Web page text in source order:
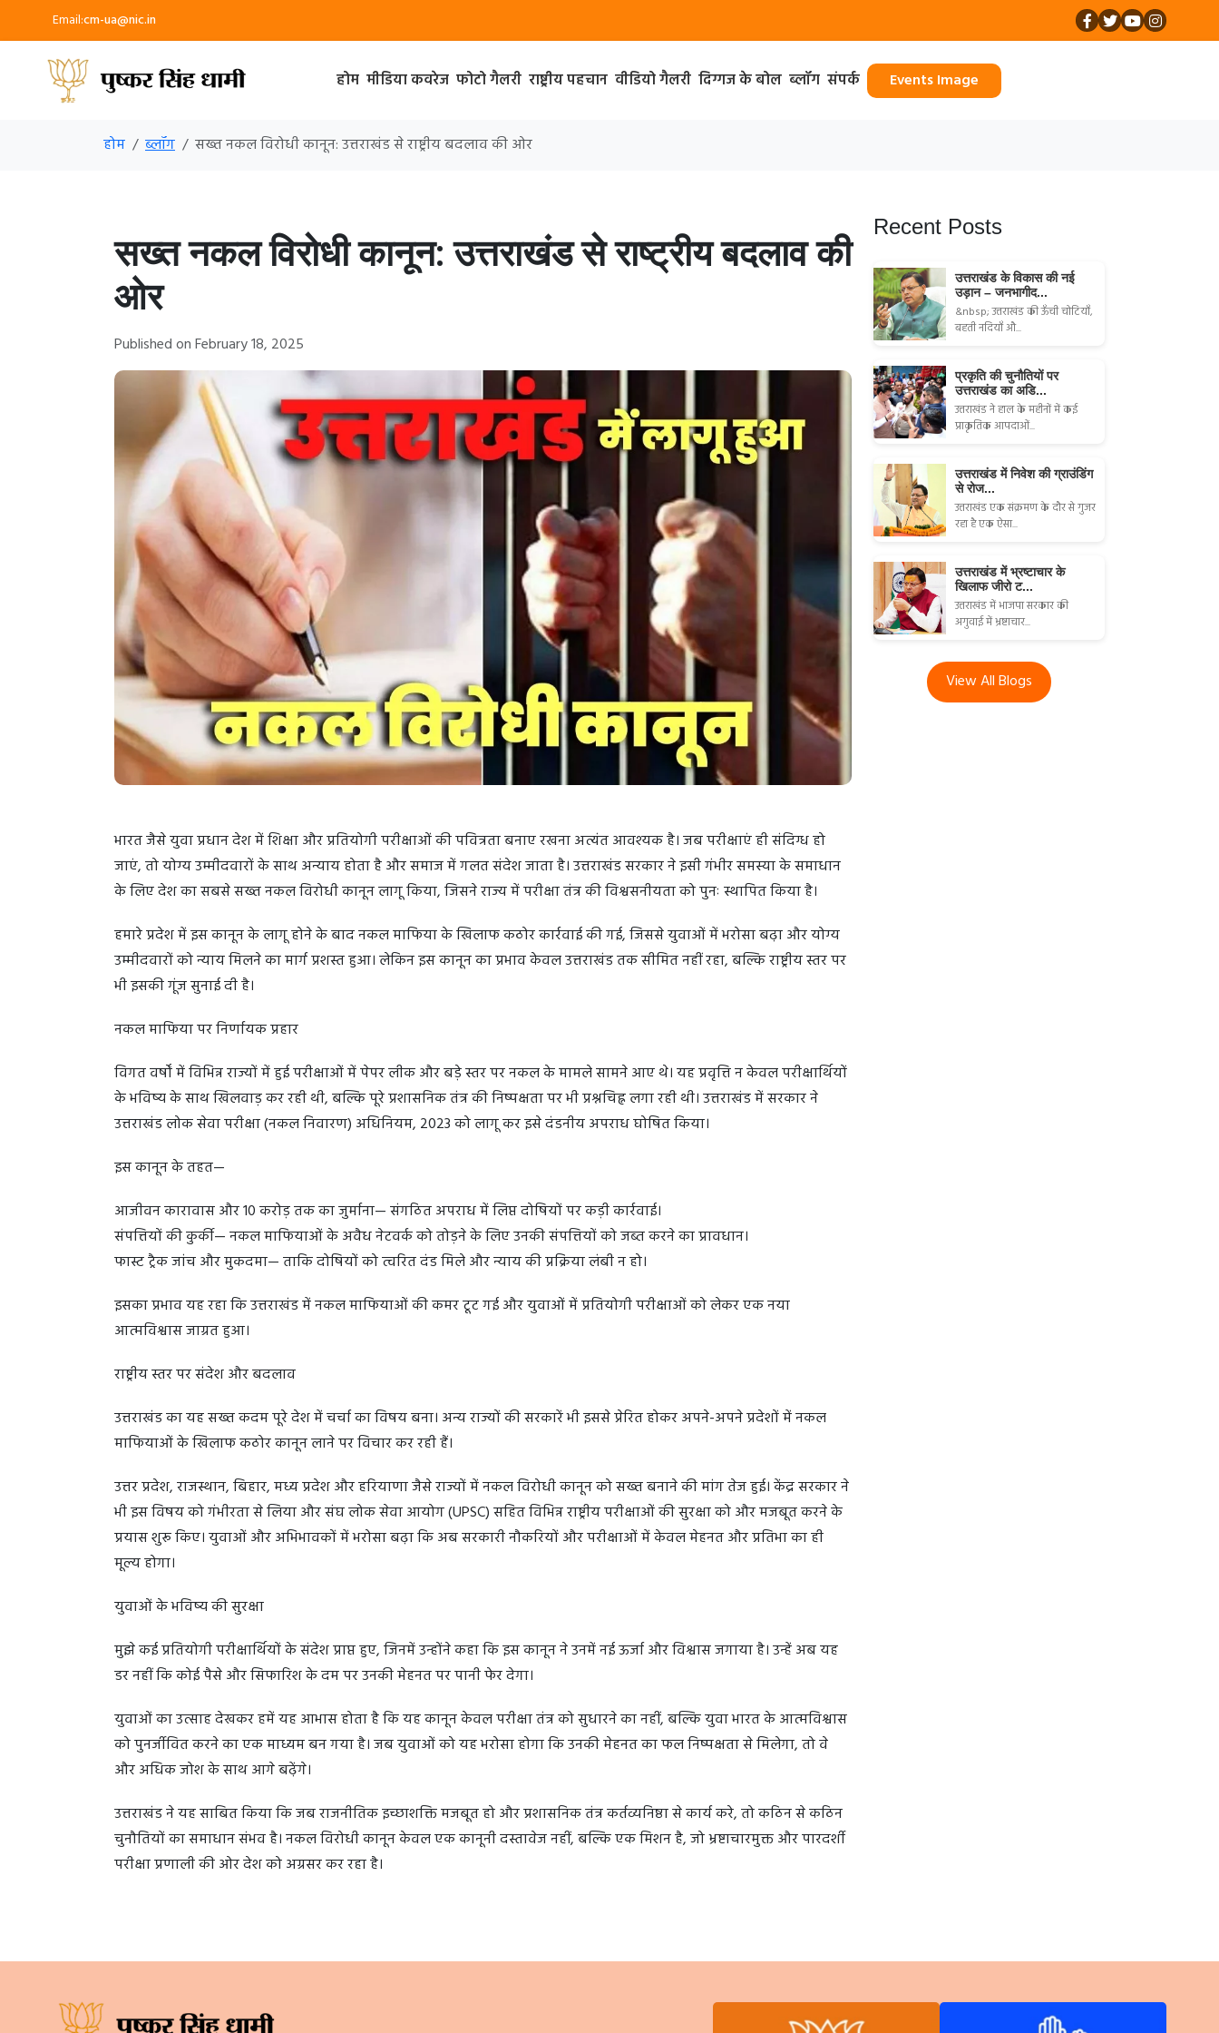
Email:cm-ua@nic.in
होम मीडिया कवरेज फोटो गैलरी राष्ट्रीय पहचान वीडियो गैलरी दिग्गज के बोल ब्लॉग संपर्क Events Image
होम ब्लॉग सख्त नकल विरोधी कानून: उत्तराखंड से राष्ट्रीय बदलाव की ओर
सख्त नकल विरोधी कानून: उत्तराखंड से राष्ट्रीय बदलाव की
ओर
Published on February 18, 2025
भारत जैसे युवा प्रधान देश में शिक्षा और प्रतियोगी परीक्षाओं की पवित्रता बनाए रखना अत्यंत आवश्यक है। जब परीक्षाएं ही संदिग्ध हो
जाएं, तो योग्य उम्मीदवारों के साथ अन्याय होता है और समाज में गलत संदेश जाता है। उत्तराखंड सरकार ने इसी गंभीर समस्या के समाधान
के लिए देश का सबसे सख्त नकल विरोधी कानून लागू किया, जिसने राज्य में परीक्षा तंत्र की विश्वसनीयता को पुनः स्थापित किया है।
हमारे प्रदेश में इस कानून के लागू होने के बाद नकल माफिया के खिलाफ कठोर कार्रवाई की गई, जिससे युवाओं में भरोसा बढ़ा और योग्य
उम्मीदवारों को न्याय मिलने का मार्ग प्रशस्त हुआ। लेकिन इस कानून का प्रभाव केवल उत्तराखंड तक सीमित नहीं रहा, बल्कि राष्ट्रीय स्तर पर
भी इसकी गूंज सुनाई दी है।
नकल माफिया पर निर्णायक प्रहार
विगत वर्षों में विभिन्न राज्यों में हुई परीक्षाओं में पेपर लीक और बड़े स्तर पर नकल के मामले सामने आए थे। यह प्रवृत्ति न केवल परीक्षार्थियों
के भविष्य के साथ खिलवाड़ कर रही थी, बल्कि पूरे प्रशासनिक तंत्र की निष्पक्षता पर भी प्रश्नचिह्न लगा रही थी। उत्तराखंड में सरकार ने
उत्तराखंड लोक सेवा परीक्षा (नकल निवारण) अधिनियम, 2023 को लागू कर इसे दंडनीय अपराध घोषित किया।
इस कानून के तहत—
आजीवन कारावास और 10 करोड़ तक का जुर्माना— संगठित अपराध में लिप्त दोषियों पर कड़ी कार्रवाई।
संपत्तियों की कुर्की— नकल माफियाओं के अवैध नेटवर्क को तोड़ने के लिए उनकी संपत्तियों को जब्त करने का प्रावधान।
फास्ट ट्रैक जांच और मुकदमा— ताकि दोषियों को त्वरित दंड मिले और न्याय की प्रक्रिया लंबी न हो।
इसका प्रभाव यह रहा कि उत्तराखंड में नकल माफियाओं की कमर टूट गई और युवाओं में प्रतियोगी परीक्षाओं को लेकर एक नया
आत्मविश्वास जाग्रत हुआ।
राष्ट्रीय स्तर पर संदेश और बदलाव
उत्तराखंड का यह सख्त कदम पूरे देश में चर्चा का विषय बना। अन्य राज्यों की सरकारें भी इससे प्रेरित होकर अपने-अपने प्रदेशों में नकल
माफियाओं के खिलाफ कठोर कानून लाने पर विचार कर रही हैं।
उत्तर प्रदेश, राजस्थान, बिहार, मध्य प्रदेश और हरियाणा जैसे राज्यों में नकल विरोधी कानून को सख्त बनाने की मांग तेज हुई। केंद्र सरकार ने
भी इस विषय को गंभीरता से लिया और संघ लोक सेवा आयोग (UPSC) सहित विभिन्न राष्ट्रीय परीक्षाओं की सुरक्षा को और मजबूत करने के
प्रयास शुरू किए। युवाओं और अभिभावकों में भरोसा बढ़ा कि अब सरकारी नौकरियों और परीक्षाओं में केवल मेहनत और प्रतिभा का ही
मूल्य होगा।
युवाओं के भविष्य की सुरक्षा
मुझे कई प्रतियोगी परीक्षार्थियों के संदेश प्राप्त हुए, जिनमें उन्होंने कहा कि इस कानून ने उनमें नई ऊर्जा और विश्वास जगाया है। उन्हें अब यह
डर नहीं कि कोई पैसे और सिफारिश के दम पर उनकी मेहनत पर पानी फेर देगा।
युवाओं का उत्साह देखकर हमें यह आभास होता है कि यह कानून केवल परीक्षा तंत्र को सुधारने का नहीं, बल्कि युवा भारत के आत्मविश्वास
को पुनर्जीवित करने का एक माध्यम बन गया है। जब युवाओं को यह भरोसा होगा कि उनकी मेहनत का फल निष्पक्षता से मिलेगा, तो वे
और अधिक जोश के साथ आगे बढ़ेंगे।
उत्तराखंड ने यह साबित किया कि जब राजनीतिक इच्छाशक्ति मजबूत हो और प्रशासनिक तंत्र कर्तव्यनिष्ठा से कार्य करे, तो कठिन से कठिन
चुनौतियों का समाधान संभव है। नकल विरोधी कानून केवल एक कानूनी दस्तावेज नहीं, बल्कि एक मिशन है, जो भ्रष्टाचारमुक्त और पारदर्शी
परीक्षा प्रणाली की ओर देश को अग्रसर कर रहा है।
Recent Posts
उत्तराखंड के विकास की नई
उड़ान – जनभागीद...
&nbsp; उत्तराखंड की ऊँची चोटियाँ,
बहती नदियाँ औ...
प्रकृति की चुनौतियों पर
उत्तराखंड का अडि...
उत्तराखंड ने हाल के महीनों में कई
प्राकृतिक आपदाओं...
उत्तराखंड में निवेश की ग्राउंडिंग
से रोज...
उत्तराखंड एक संक्रमण के दौर से गुजर
रहा है एक ऐसा...
उत्तराखंड में भ्रष्टाचार के
खिलाफ जीरो ट...
उत्तराखंड में भाजपा सरकार की
अगुवाई में भ्रष्टाचार...
View All Blogs